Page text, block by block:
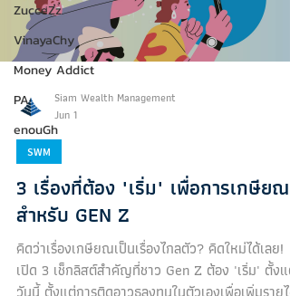
ZucceZz
VinayaChy
Money Addict
PA
enouGh
Siam Wealth Management
Jun 1
SWM
3 เรื่องที่ต้อง "เริ่ม" เพื่อการเกษียณ
สำหรับ GEN Z
คิดว่าเรื่องเกษียณเป็นเรื่องไกลตัว? คิดใหม่ได้เลย!
เปิด 3 เช็กลิสต์สำคัญที่ชาว Gen Z ต้อง 'เริ่ม' ตั้งแต่